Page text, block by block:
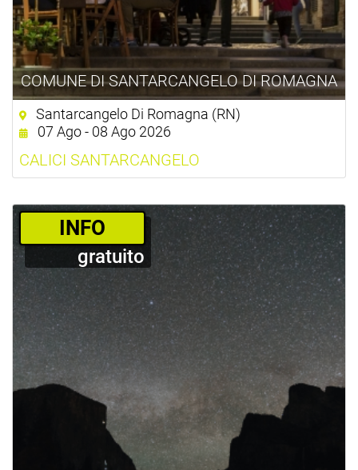
COMUNE DI SANTARCANGELO DI ROMAGNA
Santarcangelo Di Romagna (RN)
07 Ago - 08 Ago 2026
CALICI SANTARCANGELO
­INFO
gratuito